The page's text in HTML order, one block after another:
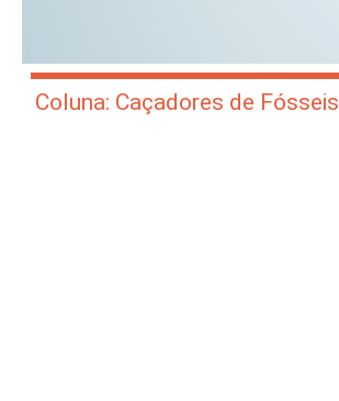
Coluna: Caçadores de Fósseis